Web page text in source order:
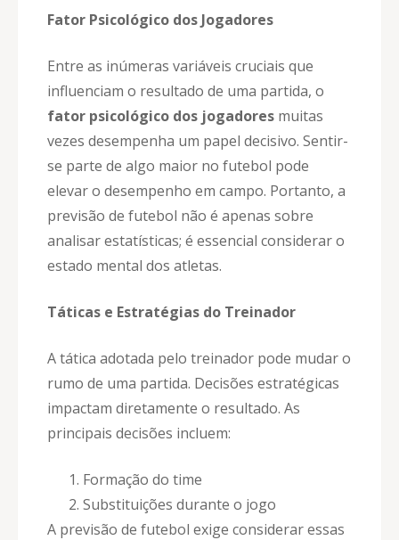
Fator Psicológico dos Jogadores
Entre as inúmeras variáveis cruciais que
influenciam o resultado de uma partida, o
fator psicológico dos jogadores muitas
vezes desempenha um papel decisivo. Sentir-
se parte de algo maior no futebol pode
elevar o desempenho em campo. Portanto, a
previsão de futebol não é apenas sobre
analisar estatísticas; é essencial considerar o
estado mental dos atletas.
Táticas e Estratégias do Treinador
A tática adotada pelo treinador pode mudar o
rumo de uma partida. Decisões estratégicas
impactam diretamente o resultado. As
principais decisões incluem:
Formação do time
Substituições durante o jogo
A previsão de futebol exige considerar essas